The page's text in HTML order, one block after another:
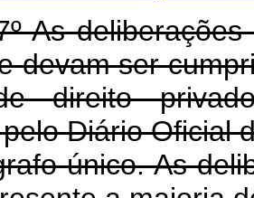
As
devam ser
direito
Diário Oficial
único. As